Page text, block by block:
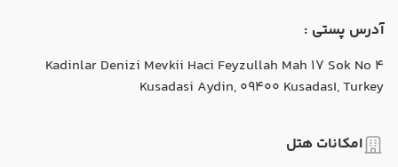
آدرس پستی :
Kadinlar Denizi Mevkii Haci Feyzullah Mah 17 Sok No 4
Kusadasi Aydin, 09400 Kusadası, Turkey
امکانات هتل